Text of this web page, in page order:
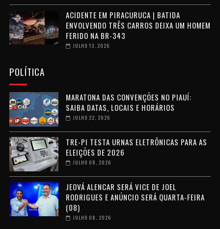
ACIDENTE EM PIRACURUCA | BATIDA
ENVOLVENDO TRÊS CARROS DEIXA UM HOMEM
FERIDO NA BR-343
JULHO 13, 2026
POLÍTICA
MARATONA DAS CONVENÇÕES NO PIAUÍ:
SAIBA DATAS, LOCAIS E HORÁRIOS
JULHO 22, 2026
TRE-PI TESTA URNAS ELETRÔNICAS PARA AS
ELEIÇÕES DE 2026
JULHO 08, 2026
JEOVÁ ALENCAR SERÁ VICE DE JOEL
RODRIGUES E ANÚNCIO SERÁ QUARTA-FEIRA
(08)
JULHO 08, 2026